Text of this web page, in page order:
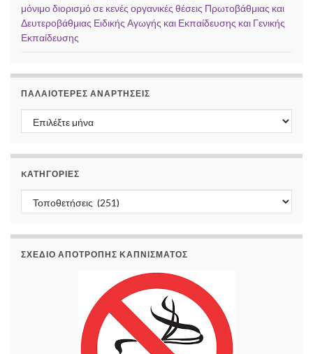
μόνιμο διορισμό σε κενές οργανικές θέσεις Πρωτοβάθμιας και
Δευτεροβάθμιας Ειδικής Αγωγής και Εκπαίδευσης και Γενικής
Εκπαίδευσης
ΠΑΛΑΙΌΤΕΡΕΣ ΑΝΑΡΤΉΣΕΙΣ
Παλαιότερες αναρτήσεις
KΑΤΗΓΟΡΊΕΣ
Kατηγορίες
ΣΧΕΔΙΟ ΑΠΟΤΡΟΠΗΣ ΚΑΠΝΙΣΜΑΤΟΣ